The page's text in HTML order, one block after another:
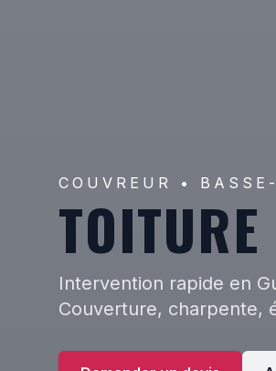
COUVREUR • BASSE-
Intervention rapide en
Couverture, charpente,